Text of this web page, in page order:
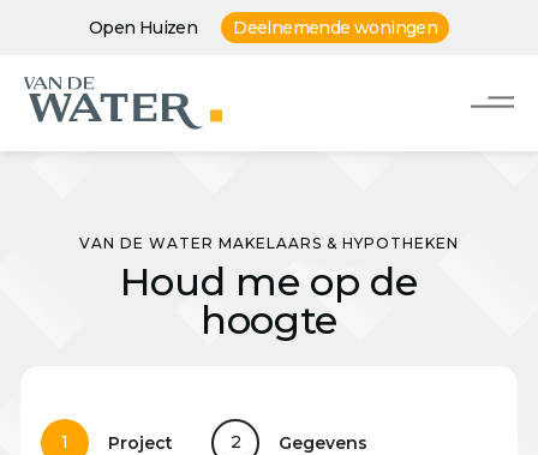
Open Huizen Deelnemende woningen
VAN DE WATER MAKELAARS & HYPOTHEKEN
Houd me op de
hoogte
1 Project 2 Gegevens